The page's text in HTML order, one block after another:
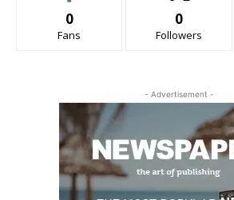
0
Fans
0
Followers
- Advertisement -